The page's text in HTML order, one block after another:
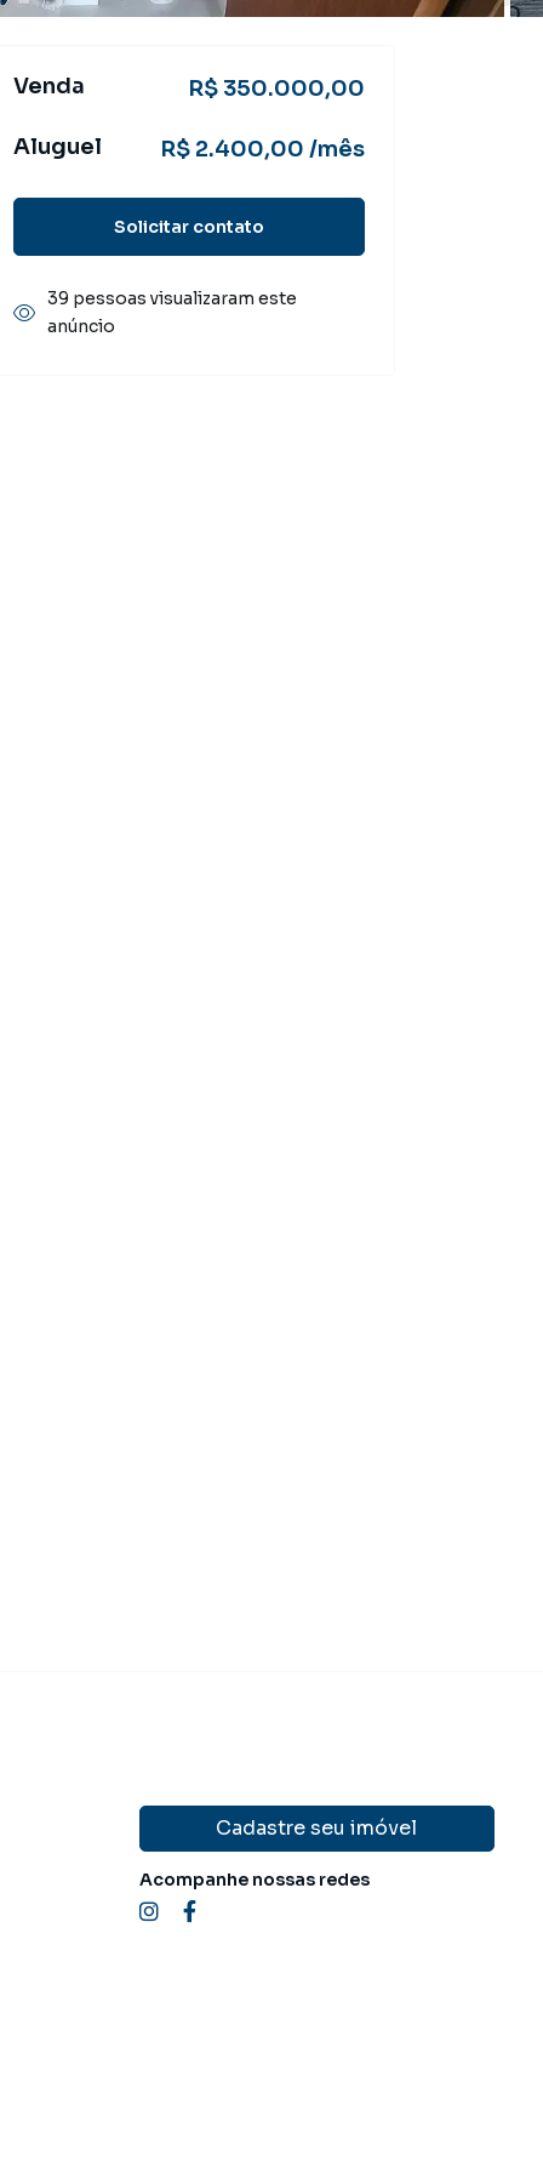
Venda R$ 350.000,00
Aluguel R$ 2.400,00 /mês
Solicitar contato
39 pessoas visualizaram este
anúncio
Cadastre seu imóvel
Acompanhe nossas redes